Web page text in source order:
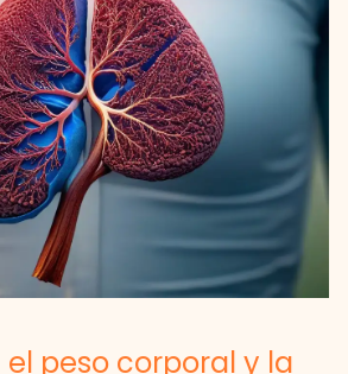
peso corporal y la